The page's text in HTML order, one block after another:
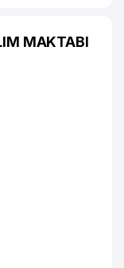
MAKTABI